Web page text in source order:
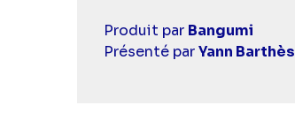
Casting
simba
Produit par Bangumi
Présenté parYann Barthès